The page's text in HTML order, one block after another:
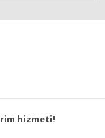
hizmeti!